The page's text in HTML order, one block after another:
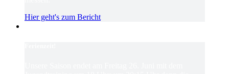
Hier geht's zum Bericht